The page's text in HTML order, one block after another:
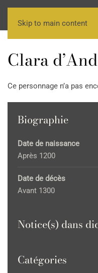
Skip to main content
Clara
Ce personnage n’a pas
Biographie
Date de naissance
Après 1200
Date de décès
Avant 1300
Notice(s) dans
Catégories